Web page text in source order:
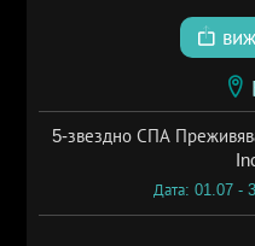
5-звездно СПА
Дата: 01.07 -